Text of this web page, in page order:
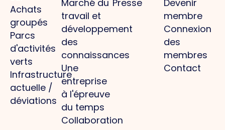
Achats
groupés
Parcs
d'activités
verts
Infrastructure
actuelle /
déviations
Marché du
travail et
développement
des
connaissances
Une
entreprise
à l'épreuve
du temps
Collaboration
Presse
Devenir
membre
Connexion
des
membres
Contact